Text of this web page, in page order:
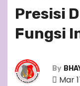
Presisi
Fungsi
By
Mar